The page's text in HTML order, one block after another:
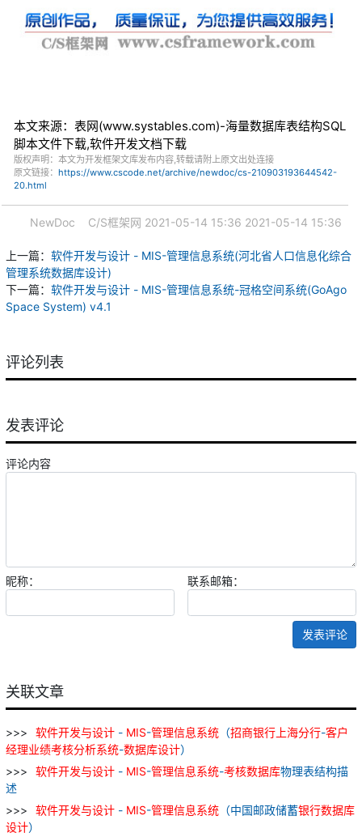
本文来源：表网(www.systables.com)-海量数据库表结构SQL
脚本文件下载,软件开发文档下载
版权声明：本文为开发框架文库发布内容,转载请附上原文出处连接
原文链接： https://www.cscode.net/archive/newdoc/cs-210903193644542-
20.html
NewDoc C/S框架网 2021-05-14 15:36 2021-05-14 15:36
上一篇： 软件开发与设计 - MIS-管理信息系统(河北省人口信息化综合
管理系统数据库设计)
下一篇： 软件开发与设计 - MIS-管理信息系统-冠格空间系统(GoAgo
Space System) v4.1
评论列表
发表评论
评论内容
昵称： 联系邮箱：
发表评论
关联文章
软件开发与设计 - MIS-管理信息系统 （招商银行 上海分行-客户
经理业绩考核分析系统-数据库设计）
软件开发与设计 - MIS-管理信息系统-考核数据库物理表结构描
述
软件开发与设计 - MIS-管理信息系统 （中国邮政储蓄银行数据库
设计）